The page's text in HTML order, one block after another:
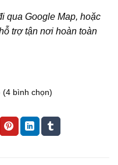
qua Google Map, hoặc
trợ tận nơi hoàn toàn
(4 bình chọn)